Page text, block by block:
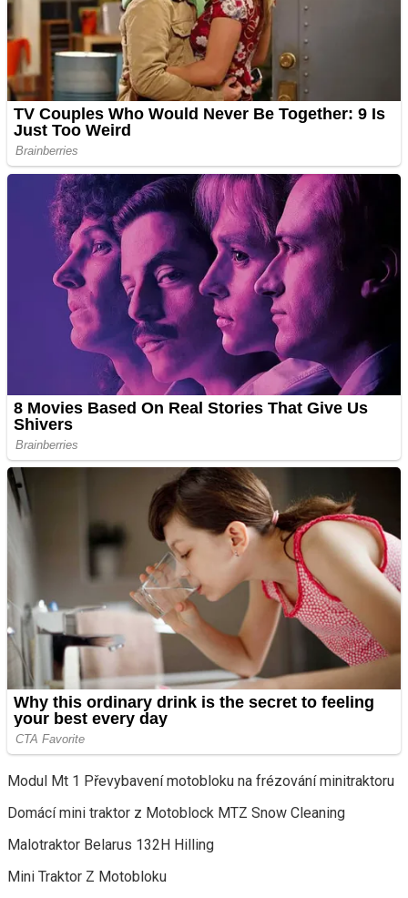
Modul Mt 1 Převybavení motobloku na frézování minitraktoru
Domácí mini traktor z Motoblock MTZ Snow Cleaning
Malotraktor Belarus 132H Hilling
Mini Traktor Z Motobloku